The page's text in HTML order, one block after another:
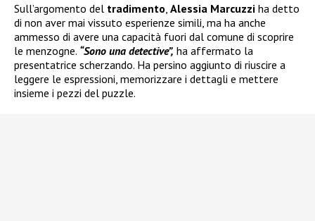
Sull’argomento del tradimento, Alessia Marcuzzi ha detto
di non aver mai vissuto esperienze simili, ma ha anche
ammesso di avere una capacità fuori dal comune di scoprire
le menzogne. “Sono una detective”, ha affermato la
presentatrice scherzando. Ha persino aggiunto di riuscire a
leggere le espressioni, memorizzare i dettagli e mettere
insieme i pezzi del puzzle.